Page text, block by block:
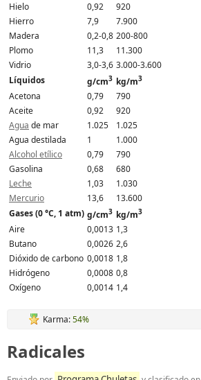
Hielo
0,92
920
Hierro
7,9
7.900
Madera
0,2-0,8 200-800
Plomo
11,3
11.300
Vidrio
3,0-3,6 3.000-3.600
Líquidos
g/cm3 kg/m3
Acetona 0,79
790
Aceite
0,92
920
Agua de mar 1.025
1.025
Agua destilada
1
1.000
Alcohol etílico
0,79
790
Gasolina
0,68
680
Leche
1,03
1.030
Mercurio
13,6
13.600
Gases (0 °C, 1 atm) g/cm3 kg/m3
Aire 0,0013 1,3
Butano
0,0026 2,6
Dióxido de carbono 0,0018 1,8
Hidrógeno
0,0008 0,8
Oxígeno
0,0014 1,4
Karma:54%
Radicales